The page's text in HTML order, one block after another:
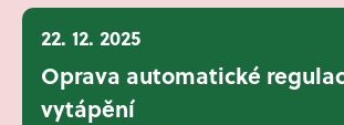
22. 12. 2025
Oprava automatické
vytápění